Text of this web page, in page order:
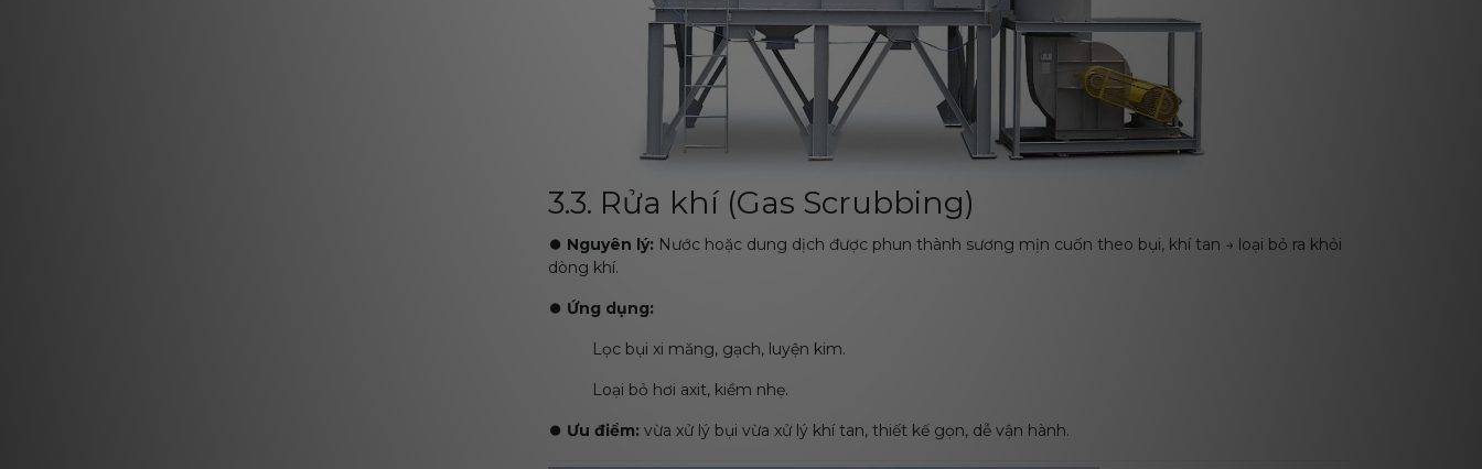
3.3. Rửa khí (Gas Scrubbing)
⏺️ Nguyên lý: Nước hoặc dung dịch được phun thành sương mịn cuốn theo bụi, khí tan → loại bỏ ra khỏi
dòng khí.
⏺️ Ứng dụng:
Lọc bụi xi măng, gạch, luyện kim.
Loại bỏ hơi axit, kiềm nhẹ.
⏺️ Ưu điểm: vừa xử lý bụi vừa xử lý khí tan, thiết kế gọn, dễ vận hành.